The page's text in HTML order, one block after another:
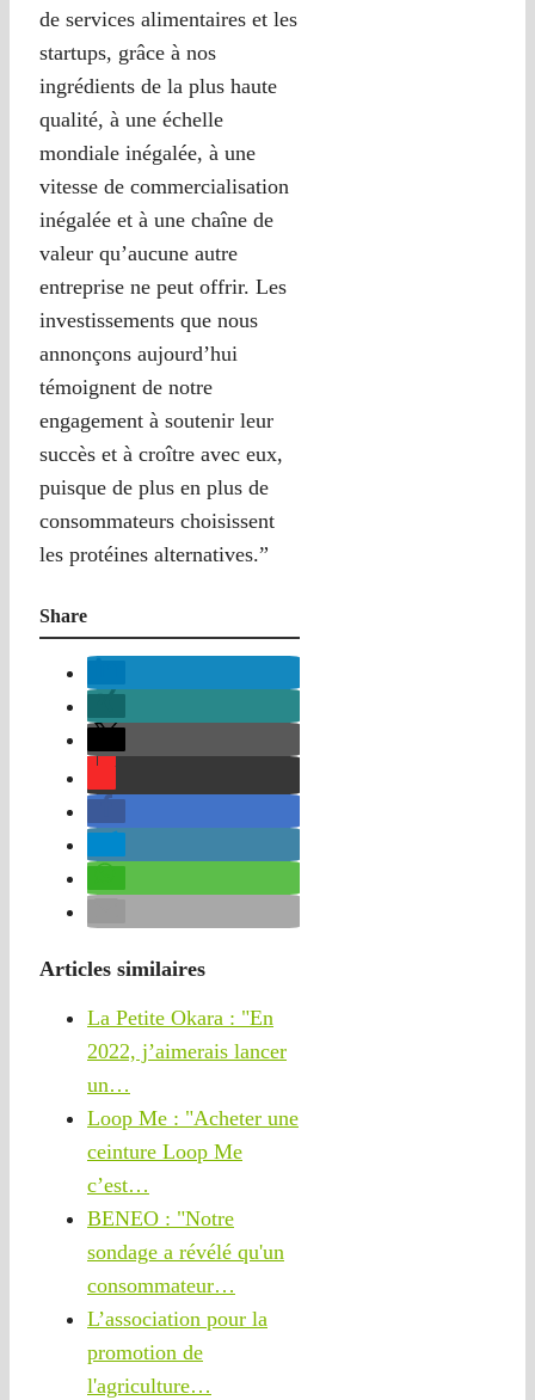
de services alimentaires et les
startups, grâce à nos
ingrédients de la plus haute
qualité, à une échelle
mondiale inégalée, à une
vitesse de commercialisation
inégalée et à une chaîne de
valeur qu’aucune autre
entreprise ne peut offrir. Les
investissements que nous
annonçons aujourd’hui
témoignent de notre
engagement à soutenir leur
succès et à croître avec eux,
puisque de plus en plus de
consommateurs choisissent
les protéines alternatives.”
Share
Articles similaires
La Petite Okara : "En
2022, j’aimerais lancer
un…
Loop Me : "Acheter une
ceinture Loop Me
c’est…
BENEO : "Notre
sondage a révélé qu'un
consommateur…
L’association pour la
promotion de
l'agriculture…